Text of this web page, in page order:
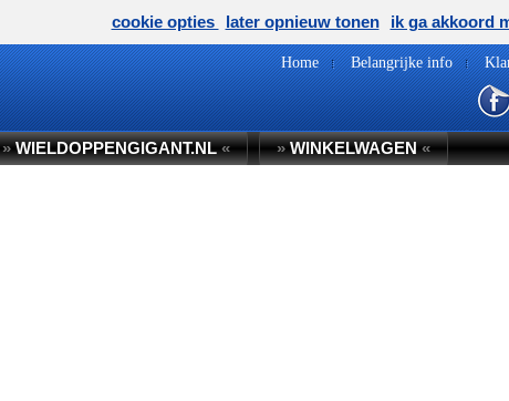
Home Belangrijke info
»WIELDOPPENGIGANT.NL« »WINKELWAGEN«
cookie opties later opnieuw tonen ik ga akkoord